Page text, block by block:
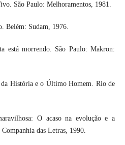
São Paulo: Melhoramentos, 1981.
Belém: Sudam, 1976.
está morrendo. São Paulo: Makron:
História e o Último Homem. Rio de
O acaso na evolução e a
das Letras, 1990.